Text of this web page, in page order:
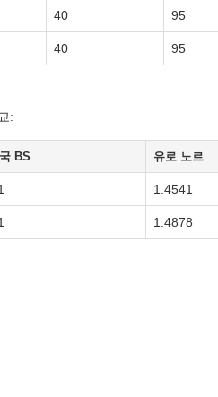
40 95
40 95
:
BS 유로 노르
1.4541
1.4878